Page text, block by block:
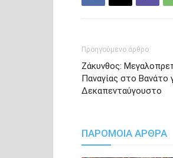
Προηγούμενο άρθρο
Ζάκυνθος:
Παναγίας στο Βανάτο
Δεκαπενταύγουστο
ΠΑΡΟΜΟΙΑ ΑΡΘΡΑ